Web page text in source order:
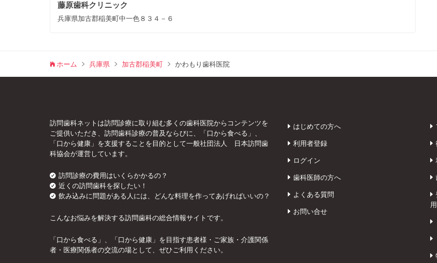
藤原歯科クリニック
兵庫県加古郡稲美町中一色８３４－６
ホーム 兵庫県 加古郡稲美町 かわもり歯科医院
訪問歯科ネットは訪問診療に取り組む多くの歯科医院からコンテンツを
ご提供いただき、訪問歯科診療の普及ならびに、「口から食べる」、
「口から健康」を支援することを目的として一般社団法人 日本訪問歯
科協会が運営しています。
訪問診療の費用はいくらかかるの？
近くの訪問歯科を探したい！
飲み込みに問題がある人には、どんな料理を作ってあげればいいの？
こんなお悩みを解決する訪問歯科の総合情報サイトです。
「口から食べる」、「口から健康」を目指す患者様・ご家族・介護関係
者・医療関係者の交流の場として、ぜひご利用ください。
はじめての方へ
利用者登録
ログイン
歯科医師の方へ
よくある質問
お問い合せ